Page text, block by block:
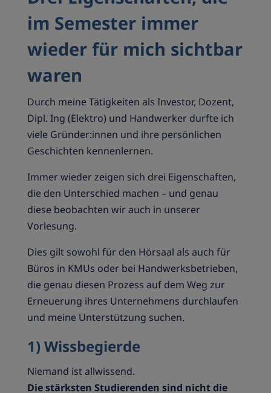
im Semester immer
wieder für mich sichtbar
waren
Durch meine Tätigkeiten als Investor, Dozent,
Dipl. Ing (Elektro) und Handwerker durfte ich
viele Gründer:innen und ihre persönlichen
Geschichten kennenlernen.
Immer wieder zeigen sich drei Eigenschaften,
die den Unterschied machen – und genau
diese beobachten wir auch in unserer
Vorlesung.
Dies gilt sowohl für den Hörsaal als auch für
Büros in KMUs oder bei Handwerksbetrieben,
die genau diesen Prozess auf dem Weg zur
Erneuerung ihres Unternehmens durchlaufen
und meine Unterstützung suchen.
1) Wissbegierde
Niemand ist allwissend.
Die stärksten Studierenden sind nicht die